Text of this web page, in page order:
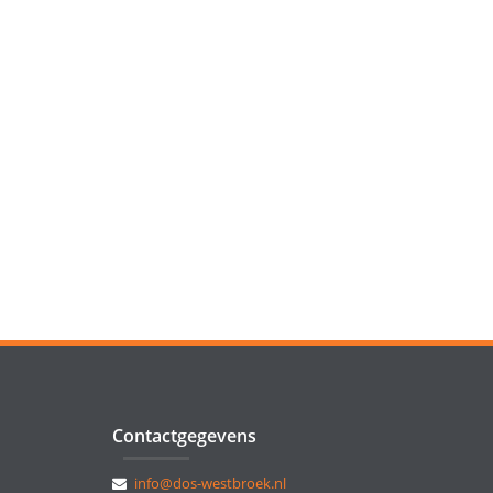
Contactgegevens
info@dos-westbroek.nl